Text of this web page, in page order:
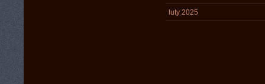
luty 2025